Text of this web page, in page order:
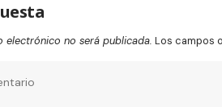
electrónico no será publicada. Los campos